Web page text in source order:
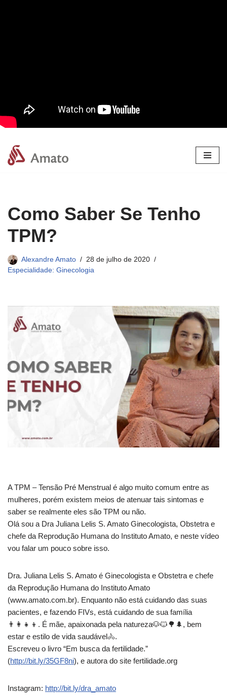
Pular
Como Saber Se Tenho
TPM?
Alexandre Amato
28 de julho de 2020
Especialidade: Ginecologia
A TPM – Tensão Pré Menstrual é algo muito comum entre as
mulheres, porém existem meios de atenuar tais sintomas e
saber se realmente eles são TPM ou não.
Olá sou a Dra Juliana Lelis S. Amato Ginecologista, Obstetra e
chefe da Reprodução Humana do Instituto Amato, e neste vídeo
vou falar um pouco sobre isso.
Dra. Juliana Lelis S. Amato é Ginecologista e Obstetra e chefe
da Reprodução Humana do Instituto Amato
(www.amato.com.br). Enquanto não está cuidando das suas
pacientes, e fazendo FIVs, está cuidando de sua família
👨‍👩‍👧‍👦. É mãe, apaixonada pela natureza🐶🐱🌳🌲, bem
estar e estilo de vida saudável🚴.
Escreveu o livro “Em busca da fertilidade.”
(http://bit.ly/35GF8ni), e autora do site fertilidade.org
Instagram: http://bit.ly/dra_amato